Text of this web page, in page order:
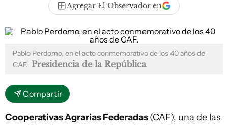
Agregar El Observador en
Pablo Perdomo, en el acto conmemorativo de los 40 años de
CAF. Presidencia de la República
Compartir
Cooperativas Agrarias Federadas(CAF), una de las